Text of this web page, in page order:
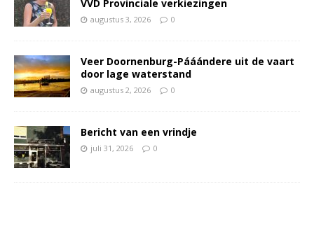
VVD Provinciale verkiezingen
augustus 3, 2026 0
Veer Doornenburg-Pááándere uit de vaart
door lage waterstand
augustus 2, 2026 0
Bericht van een vrindje
juli 31, 2026 0